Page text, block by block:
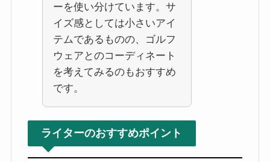
ーを使い分けています。サ
イズ感としては小さいアイ
テムであるものの、ゴルフ
ウェアとのコーディネート
を考えてみるのもおすすめ
です。
ライターのおすすめポイント